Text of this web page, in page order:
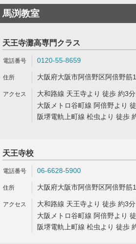
馬渕教室
天王寺灘高専門クラス
0120-55-8659
大阪府大阪市阿倍野区阿倍野筋
大和路線 天王寺より 徒歩 約3分
大阪メトロ谷町線 阿倍野より
阪堺電軌上町線 松虫より 徒歩
天王寺校
06-6628-5900
大阪府大阪市阿倍野区阿倍野筋
大和路線 天王寺より 徒歩 約3分
大阪メトロ谷町線 阿倍野より
阪堺電軌上町線 松虫より 徒歩